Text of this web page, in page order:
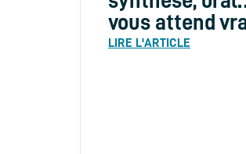
vous attend
LIRE L'ARTICLE